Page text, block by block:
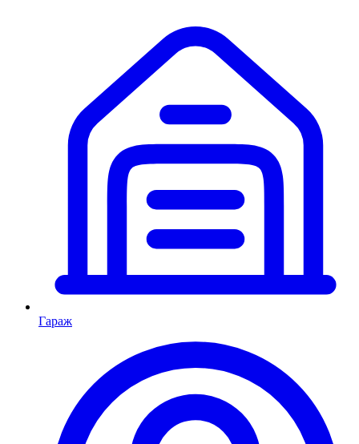
Гараж